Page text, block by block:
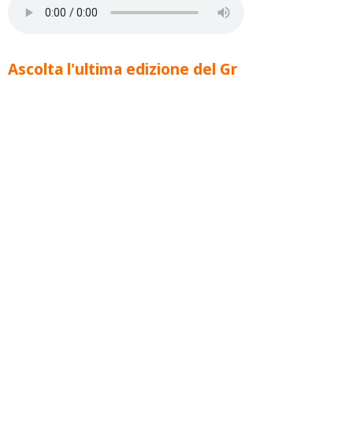
Ascolta l'ultima edizione del Gr